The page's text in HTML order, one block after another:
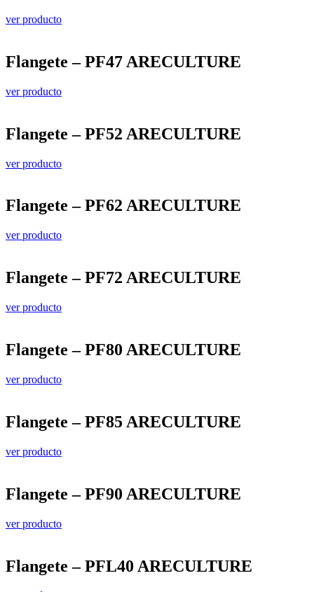
ver producto
Flangete – PF47 ARECULTURE
ver producto
Flangete – PF52 ARECULTURE
ver producto
Flangete – PF62 ARECULTURE
ver producto
Flangete – PF72 ARECULTURE
ver producto
Flangete – PF80 ARECULTURE
ver producto
Flangete – PF85 ARECULTURE
ver producto
Flangete – PF90 ARECULTURE
ver producto
Flangete – PFL40 ARECULTURE